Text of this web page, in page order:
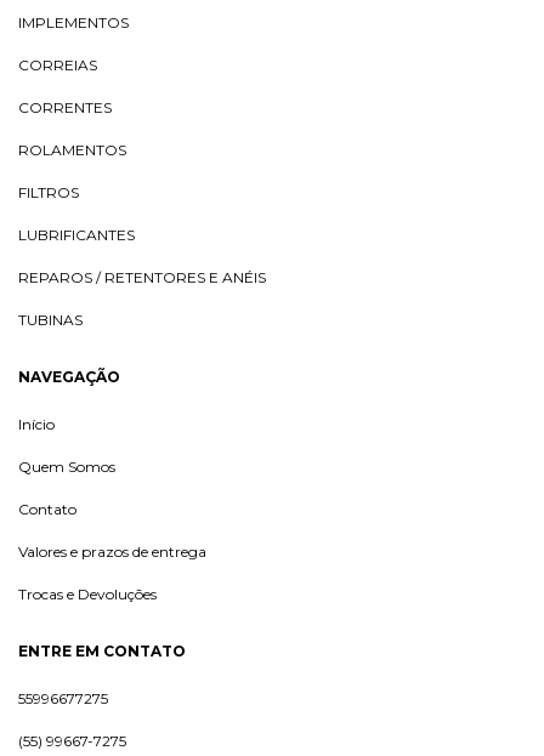
IMPLEMENTOS
CORREIAS
CORRENTES
ROLAMENTOS
FILTROS
LUBRIFICANTES
REPAROS / RETENTORES E ANÉIS
TUBINAS
NAVEGAÇÃO
Início
Quem Somos
Contato
Valores e prazos de entrega
Trocas e Devoluções
ENTRE EM CONTATO
55996677275
(55) 99667-7275